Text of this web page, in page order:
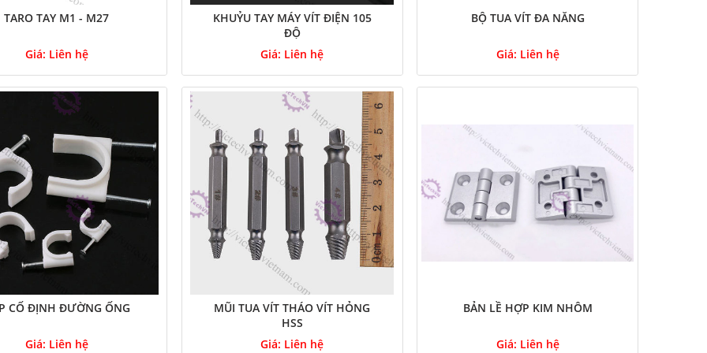
TARO TAY M1 - M27
Giá: Liên hệ
KHUỶU TAY MÁY VÍT ĐIỆN 105
ĐỘ
Giá: Liên hệ
BỘ TUA VÍT ĐA NĂNG
Giá: Liên hệ
CỐ ĐỊNH ĐƯỜNG ỐNG
Giá: Liên hệ
MŨI TUA VÍT THÁO VÍT HỎNG
HSS
Giá: Liên hệ
BẢN LỀ HỢP KIM NHÔM
Giá: Liên hệ